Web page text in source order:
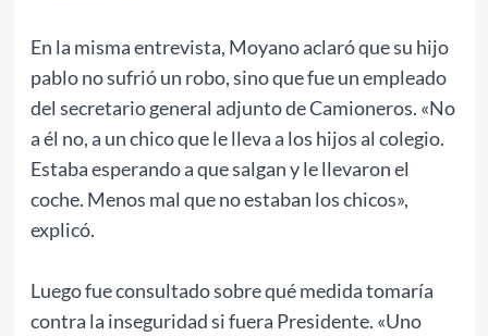
En la misma entrevista, Moyano aclaró que su hijo
pablo no sufrió un robo, sino que fue un empleado
del secretario general adjunto de Camioneros. «No
a él no, a un chico que le lleva a los hijos al colegio.
Estaba esperando a que salgan y le llevaron el
coche. Menos mal que no estaban los chicos»,
explicó.
Luego fue consultado sobre qué medida tomaría
contra la inseguridad si fuera Presidente. «Uno